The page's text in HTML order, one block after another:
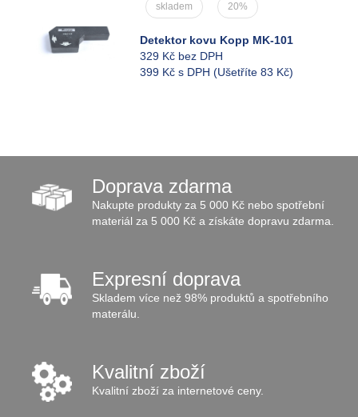
skladem 20%
Detektor kovu Kopp MK-101
329 Kč bez DPH
399 Kč s DPH (Ušetříte 83 Kč)
Doprava zdarma
Nakupte produkty za 5 000 Kč nebo spotřební
materiál za 5 000 Kč a získáte dopravu zdarma.
Expresní doprava
Skladem více než 98% produktů a spotřebního
materálu.
Kvalitní zboží
Kvalitní zboží za internetové ceny.